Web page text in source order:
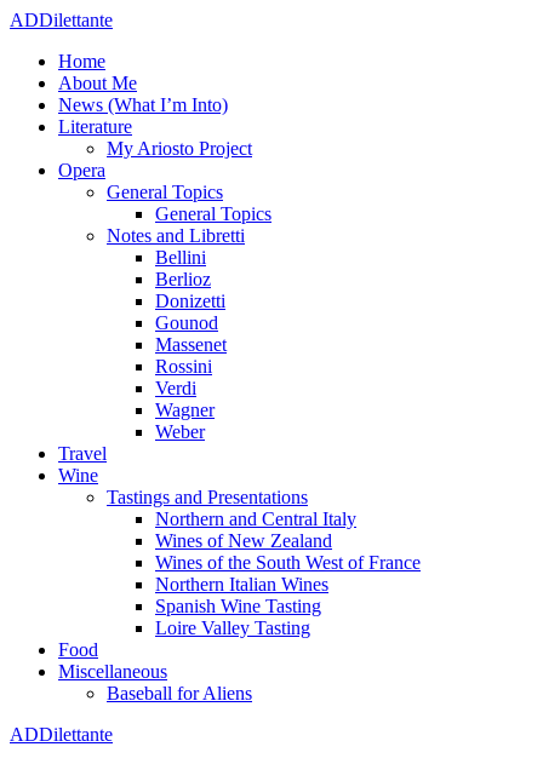
ADDilettante
Home
About Me
News (What I’m Into)
Literature
My Ariosto Project
Opera
General Topics
General Topics
Notes and Libretti
Bellini
Berlioz
Donizetti
Gounod
Massenet
Rossini
Verdi
Wagner
Weber
Travel
Wine
Tastings and Presentations
Northern and Central Italy
Wines of New Zealand
Wines of the South West of France
Northern Italian Wines
Spanish Wine Tasting
Loire Valley Tasting
Food
Miscellaneous
Baseball for Aliens
ADDilettante